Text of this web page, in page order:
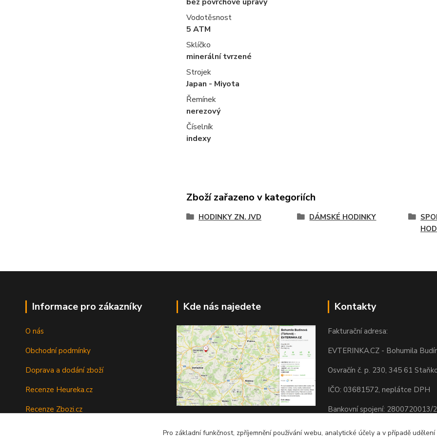
Vodotěsnost
5 ATM
Sklíčko
minerální tvrzené
Strojek
Japan - Miyota
Řemínek
nerezový
Číselník
indexy
Zboží zařazeno v kategoriích
HODINKY ZN. JVD DÁMSKÉ HODINKY
Informace pro zákazníky
O nás
Obchodní podmínky
Doprava a dodání zboží
Recenze Heureka.cz
Recenze Zbozi.cz
Kde nás najedete Kontakty
Fakturační adresa:
EVTERINKA.CZ - Bohumila
Osvračín č. p. 230, 345 61
IČO: 03681572, neplátce DPH
Bankovní spojení: 2800720013/
Odesíláme přes:
Pro základní funkčnost, zpříjemnění používání webu, analytické účely a v případě